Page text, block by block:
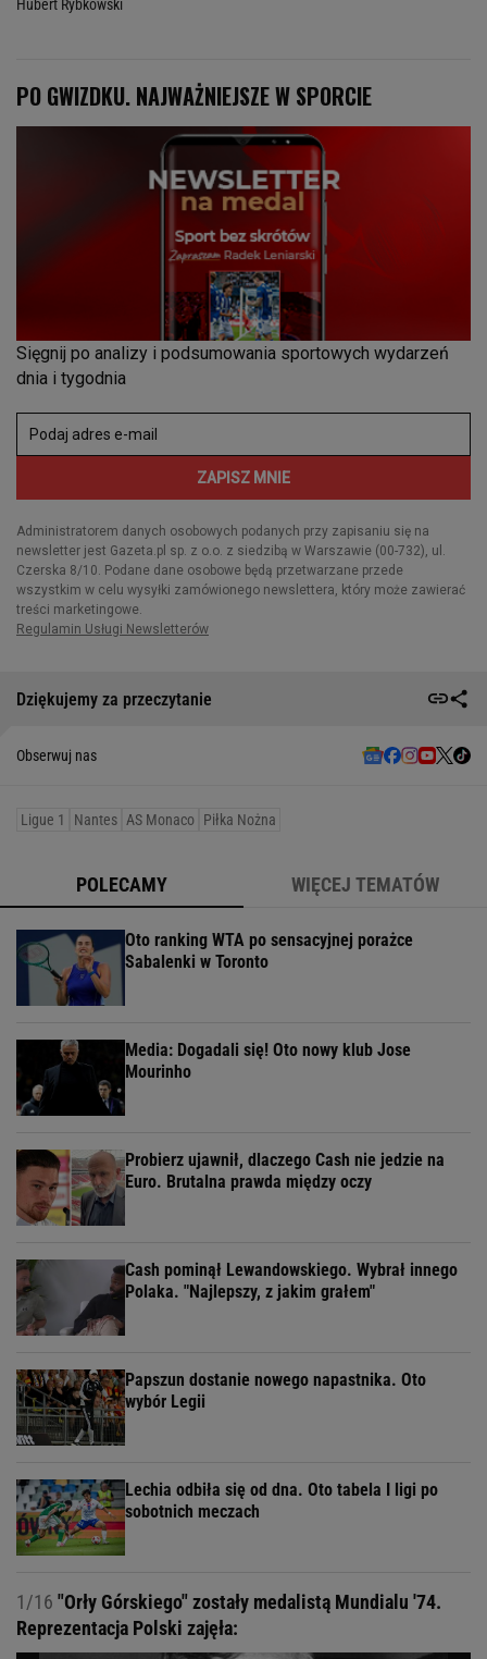
Hubert Rybkowski
Dziękujemy za przeczytanie
Obserwuj nas
Ligue 1 Nantes AS Monaco Piłka Nożna
POLECAMY WIĘCEJ TEMATÓW
Oto ranking WTA po sensacyjnej porażce
Sabalenki w Toronto
Media: Dogadali się! Oto nowy klub Jose
Mourinho
Probierz ujawnił, dlaczego Cash nie jedzie na
Euro. Brutalna prawda między oczy
Cash pominął Lewandowskiego. Wybrał innego
Polaka. "Najlepszy, z jakim grałem"
Papszun dostanie nowego napastnika. Oto
wybór Legii
Lechia odbiła się od dna. Oto tabela I ligi po
sobotnich meczach
1/16 "Orły Górskiego" zostały medalistą Mundialu '74.
Reprezentacja Polski zajęła: